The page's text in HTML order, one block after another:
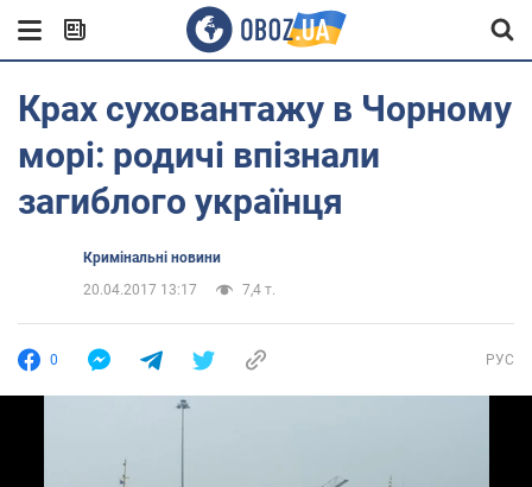
Крах суховантажу в Чорному
морі: родичі впізнали
загиблого українця
Кримінальні новини
20.04.2017 13:17
7,4 т.
0 РУС